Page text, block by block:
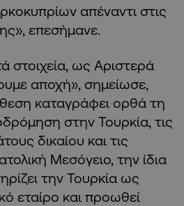
απέναντι στις
επεσήμανε.
στοιχεία, ως Αριστερά
αποχή», σημείωσε,
καταγράφει ορθά τη
στην Τουρκία, τις
δικαίου και τις
Μεσόγειο, την ίδια
την Τουρκία ως
εταίρο και προωθεί